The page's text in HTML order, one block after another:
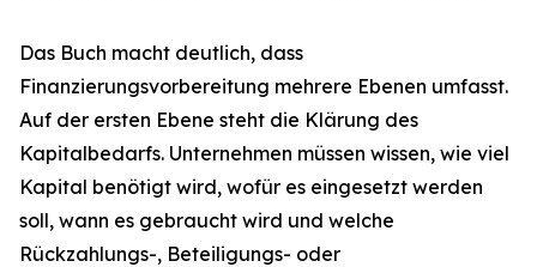
Das Buch macht deutlich, dass
Finanzierungsvorbereitung mehrere Ebenen umfasst.
Auf der ersten Ebene steht die Klärung des
Kapitalbedarfs. Unternehmen müssen wissen, wie viel
Kapital benötigt wird, wofür es eingesetzt werden
soll, wann es gebraucht wird und welche
Rückzahlungs-, Beteiligungs- oder